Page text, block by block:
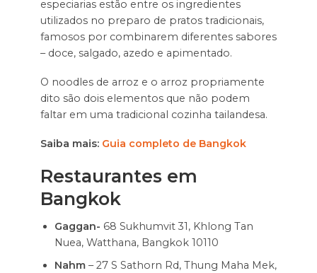
especiarias estão entre os ingredientes
utilizados no preparo de pratos tradicionais,
famosos por combinarem diferentes sabores
– doce, salgado, azedo e apimentado.
O noodles de arroz e o arroz propriamente
dito são dois elementos que não podem
faltar em uma tradicional cozinha tailandesa.
Saiba mais: Guia completo de Bangkok
Restaurantes em
Bangkok
Gaggan- 68 Sukhumvit 31, Khlong Tan
Nuea, Watthana, Bangkok 10110
Nahm – 27 S Sathorn Rd, Thung Maha Mek,